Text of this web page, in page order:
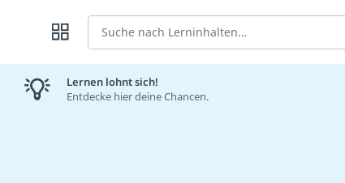
Suche
Lernen lohnt sich!
Entdecke hier deine Chancen.